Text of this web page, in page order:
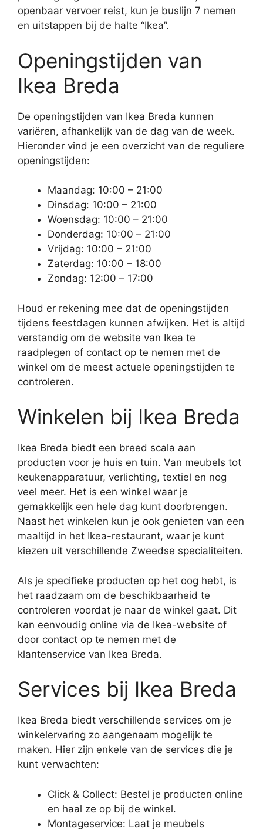
openbaar vervoer reist, kun je buslijn 7 nemen
en uitstappen bij de halte “Ikea”.
Openingstijden van
Ikea Breda
De openingstijden van Ikea Breda kunnen
variëren, afhankelijk van de dag van de week.
Hieronder vind je een overzicht van de reguliere
openingstijden:
Maandag: 10:00 – 21:00
Dinsdag: 10:00 – 21:00
Woensdag: 10:00 – 21:00
Donderdag: 10:00 – 21:00
Vrijdag: 10:00 – 21:00
Zaterdag: 10:00 – 18:00
Zondag: 12:00 – 17:00
Houd er rekening mee dat de openingstijden
tijdens feestdagen kunnen afwijken. Het is altijd
verstandig om de website van Ikea te
raadplegen of contact op te nemen met de
winkel om de meest actuele openingstijden te
controleren.
Winkelen bij Ikea Breda
Ikea Breda biedt een breed scala aan
producten voor je huis en tuin. Van meubels tot
keukenapparatuur, verlichting, textiel en nog
veel meer. Het is een winkel waar je
gemakkelijk een hele dag kunt doorbrengen.
Naast het winkelen kun je ook genieten van een
maaltijd in het Ikea-restaurant, waar je kunt
kiezen uit verschillende Zweedse specialiteiten.
Als je specifieke producten op het oog hebt, is
het raadzaam om de beschikbaarheid te
controleren voordat je naar de winkel gaat. Dit
kan eenvoudig online via de Ikea-website of
door contact op te nemen met de
klantenservice van Ikea Breda.
Services bij Ikea Breda
Ikea Breda biedt verschillende services om je
winkelervaring zo aangenaam mogelijk te
maken. Hier zijn enkele van de services die je
kunt verwachten:
Click & Collect: Bestel je producten online
en haal ze op bij de winkel.
Montageservice: Laat je meubels